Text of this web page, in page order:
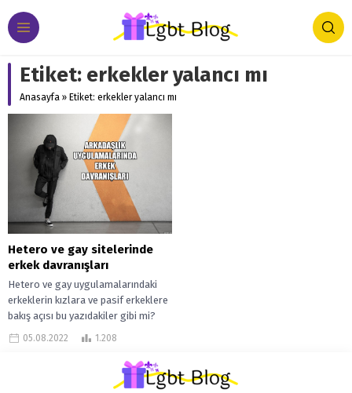
Etiket: erkekler yalancı mı
Anasayfa » Etiket: erkekler yalancı mı
Hetero ve gay sitelerinde
erkek davranışları
Hetero ve gay uygulamalarındaki
erkeklerin kızlara ve pasif erkeklere
bakış açısı bu yazıdakiler gibi mi?
Erkekler, pasifler ve kızlara
05.08.2022 1.208